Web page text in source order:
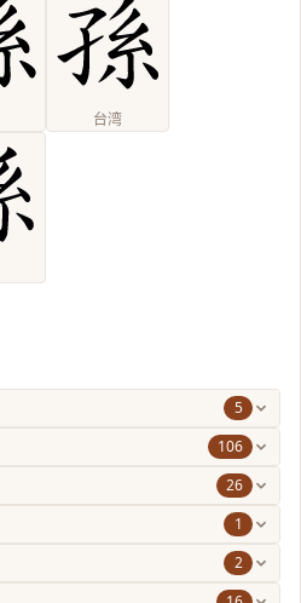
台湾
5
106
26
1
2